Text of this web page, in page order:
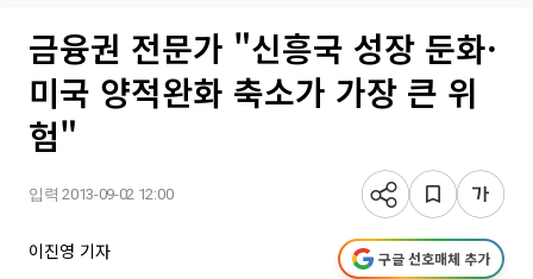
금융권 전문가 "신흥국 성장 둔화·
미국 양적완화 축소가 가장 큰 위
험"
입력 2013-09-02 12:00
이진영 기자 구글 선호매체 추가